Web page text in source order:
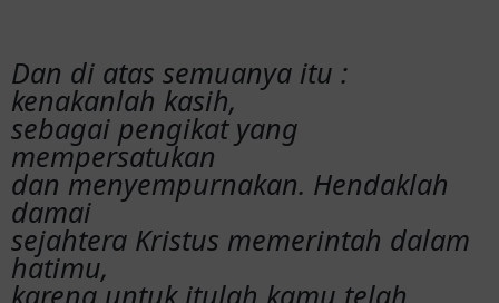
Dan di atas semuanya itu :
kenakanlah kasih,
sebagai pengikat yang
mempersatukan
dan menyempurnakan. Hendaklah
damai
sejahtera Kristus memerintah dalam
hatimu,
karena untuk itulah kamu telah